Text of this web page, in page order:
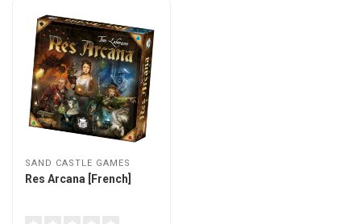
SAND CASTLE GAMES
Res Arcana [French]